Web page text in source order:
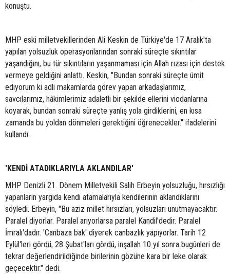
konuştu.
MHP eski milletvekillerinden Ali Keskin de Türkiye'de 17 Aralık'ta
yapılan yolsuzluk operasyonlarından sonraki süreçte sıkıntılar
yaşandığını, bu tür sıkıntıların yaşanmaması için Allah rızası için destek
vermeye geldiğini anlattı. Keskin, "Bundan sonraki süreçte ümit
ediyorum ki adli makamlarda görev yapan arkadaşlarımız,
savcılarımız, hâkimlerimiz adaletli bir şekilde ellerini vicdanlarına
koyarak, bundan sonraki süreçte yanlış yola girdiklerini, en kısa
zamanda bu yoldan dönmeleri gerektiğini öğrenecekler." ifadelerini
kullandı.
'KENDİ ATADIKLARIYLA AKLANDILAR'
MHP Denizli 21. Dönem Milletvekili Salih Erbeyin yolsuzluğu, hırsızlığı
yapanların yargıda kendi atamalarıyla kendilerinin aklandıklarını
söyledi. Erbeyin, "Bu aziz millet hırsızları, yolsuzları unutmayacaktır.
Paralel diyorlar. Paralel arıyorlarsa paralel Kandil'dedir. Paralel
İmralı'dadır. 'Canbaza bak' diyerek canbazlık yapıyorlar. Tarih 12
Eylül'leri gördü, 28 Şubat'ları gördü, inşallah 10 yıl sonra bugünleri de
tekrar değerlendirildiğinde birilerinin gözüne kara bir leke olarak
geçecektir." dedi.